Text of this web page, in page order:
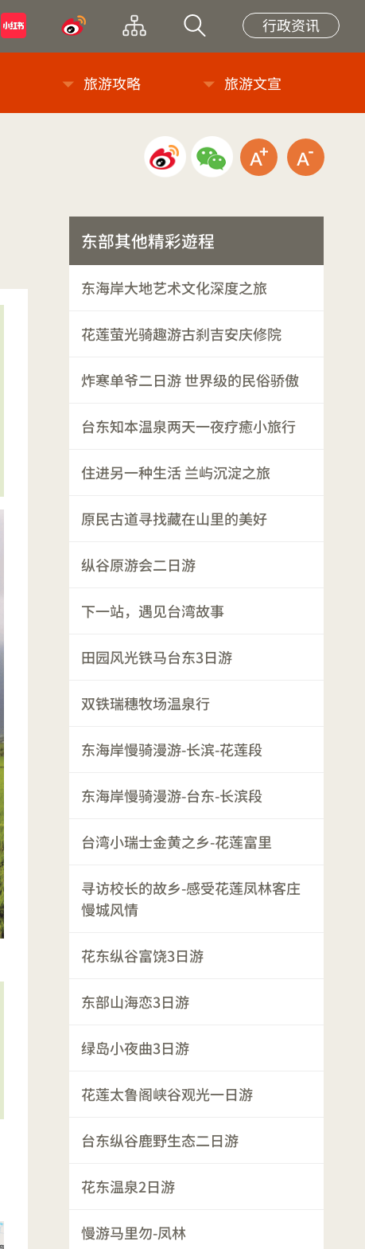
小紅書 网站导览 站内搜索行政资讯
旅游攻略 旅游文宣
微博分享微信分享放大字级
东部其他精彩遊程
东海岸大地艺术文化深度之旅
花莲萤光骑趣游古刹吉安庆修院
炸寒单爷二日游 世界级的民俗骄傲
台东知本温泉两天一夜疗癒小旅行
住进另一种生活 兰屿沉淀之旅
原民古道寻找藏在山里的美好
纵谷原游会二日游
下一站，遇见台湾故事
田园风光铁马台东3日游
双铁瑞穗牧场温泉行
东海岸慢骑漫游-长滨-花莲段
东海岸慢骑漫游-台东-长滨段
台湾小瑞士金黄之乡-花莲富里
寻访校长的故乡-感受花莲凤林客庄
慢城风情
花东纵谷富饶3日游
东部山海恋3日游
绿岛小夜曲3日游
花莲太鲁阁峡谷观光一日游
台东纵谷鹿野生态二日游
花东温泉2日游
慢游马里勿-凤林